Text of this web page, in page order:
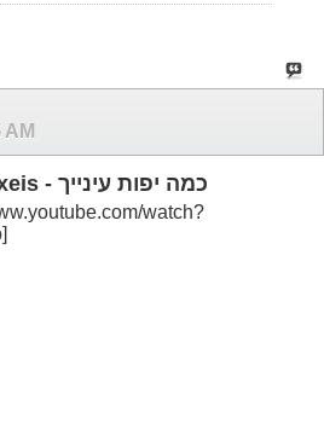
AM
Pos wrea matia exeis - כמה יפות עינייך
watch?